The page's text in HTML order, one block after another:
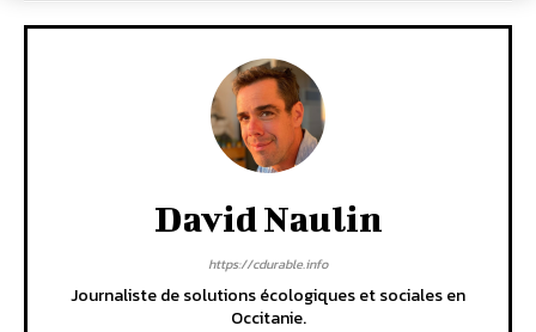
David Naulin
https://cdurable.info
Journaliste de solutions écologiques et sociales en
Occitanie.